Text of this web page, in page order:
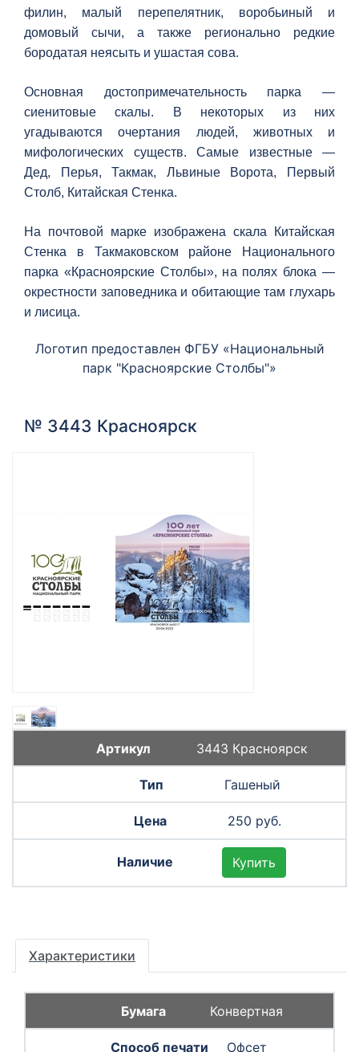
филин, малый перепелятник, воробьиный и
домовый сычи, а также регионально редкие
бородатая неясыть и ушастая сова.
Основная достопримечательность парка —
сиенитовые скалы. В некоторых из них
угадываются очертания людей, животных и
мифологических существ. Самые известные —
Дед, Перья, Такмак, Львиные Ворота, Первый
Столб, Китайская Стенка.
На почтовой марке изображена скала Китайская
Стенка в Такмаковском районе Национального
парка «Красноярские Столбы», на полях блока —
окрестности заповедника и обитающие там глухарь
и лисица.
Логотип предоставлен ФГБУ «Национальный
парк "Красноярские Столбы"»
№ 3443 Красноярск
3443 Красноярск
Гашеный
250 руб.
Купить
Характеристики
Конвертная
Офсет